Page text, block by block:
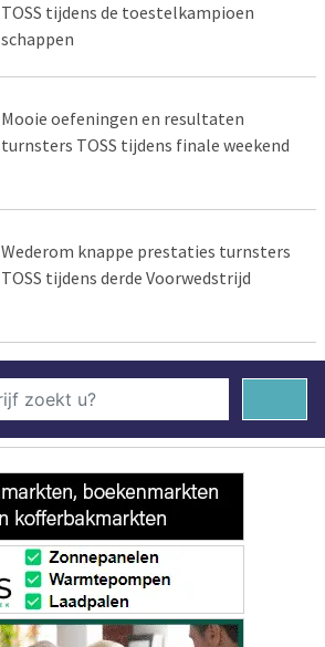
TOSS tijdens de toestelkampioen
schappen
Mooie oefeningen en resultaten
turnsters TOSS tijdens finale weekend
Wederom knappe prestaties turnsters
TOSS tijdens derde Voorwedstrijd